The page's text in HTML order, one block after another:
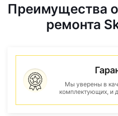
Преимущества
ремонта
Мы уверены в
комплектующих, и